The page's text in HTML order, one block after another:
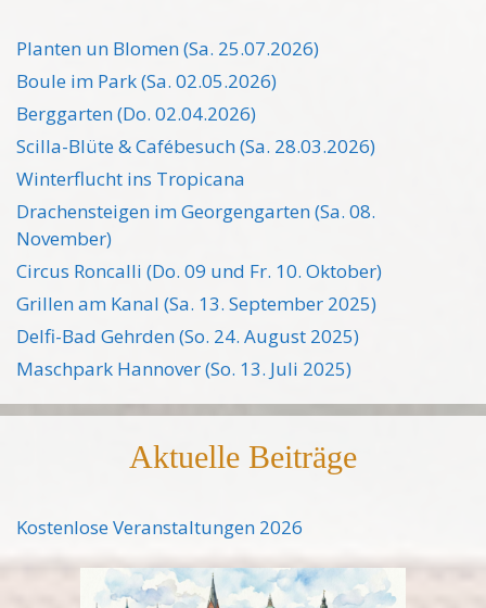
Planten un Blomen (Sa. 25.07.2026)
Boule im Park (Sa. 02.05.2026)
Berggarten (Do. 02.04.2026)
Scilla-Blüte & Cafébesuch (Sa. 28.03.2026)
Winterflucht ins Tropicana
Drachensteigen im Georgengarten (Sa. 08.
November)
Circus Roncalli (Do. 09 und Fr. 10. Oktober)
Grillen am Kanal (Sa. 13. September 2025)
Delfi-Bad Gehrden (So. 24. August 2025)
Maschpark Hannover (So. 13. Juli 2025)
Aktuelle Beiträge
Kostenlose Veranstaltungen 2026